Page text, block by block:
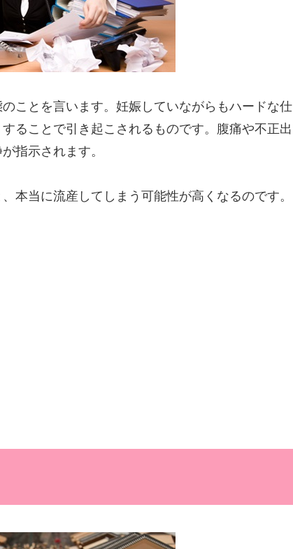
ことを言います。妊娠していながらもハードな仕
ることで引き起こされるものです。腹痛や不正出
指示されます。
本当に流産してしまう可能性が高くなるのです。